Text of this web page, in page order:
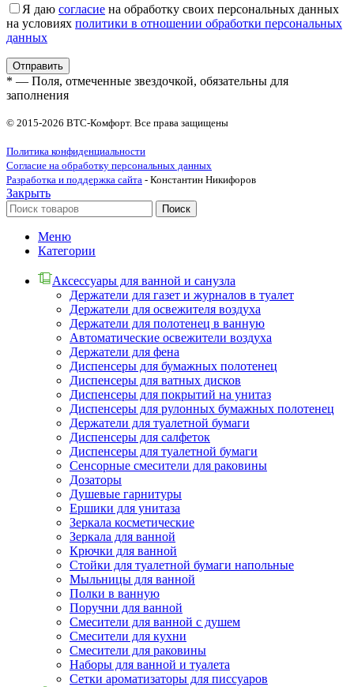
Я даю согласие на обработку своих персональных данных
на условиях политики в отношении обработки персональных
данных
* — Поля, отмеченные звездочкой, обязательны для
заполнения
© 2015-2026 ВТС-Комфорт. Все права защищены
Политика конфиденциальности
Согласие на обработку персональных данных
Разработка и поддержка сайта - Константин Никифоров
Закрыть
Поиск
Меню
Категории
Аксессуары для ванной и санузла
Держатели для газет и журналов в туалет
Держатели для освежителя воздуха
Держатели для полотенец в ванную
Автоматические освежители воздуха
Держатели для фена
Диспенсеры для бумажных полотенец
Диспенсеры для ватных дисков
Диспенсеры для покрытий на унитаз
Диспенсеры для рулонных бумажных полотенец
Держатели для туалетной бумаги
Диспенсеры для салфеток
Диспенсеры для туалетной бумаги
Сенсорные смесители для раковины
Дозаторы
Душевые гарнитуры
Ершики для унитаза
Зеркала косметические
Зеркала для ванной
Крючки для ванной
Стойки для туалетной бумаги напольные
Мыльницы для ванной
Полки в ванную
Поручни для ванной
Смесители для ванной с душем
Смесители для кухни
Смесители для раковины
Наборы для ванной и туалета
Сетки ароматизаторы для писсуаров